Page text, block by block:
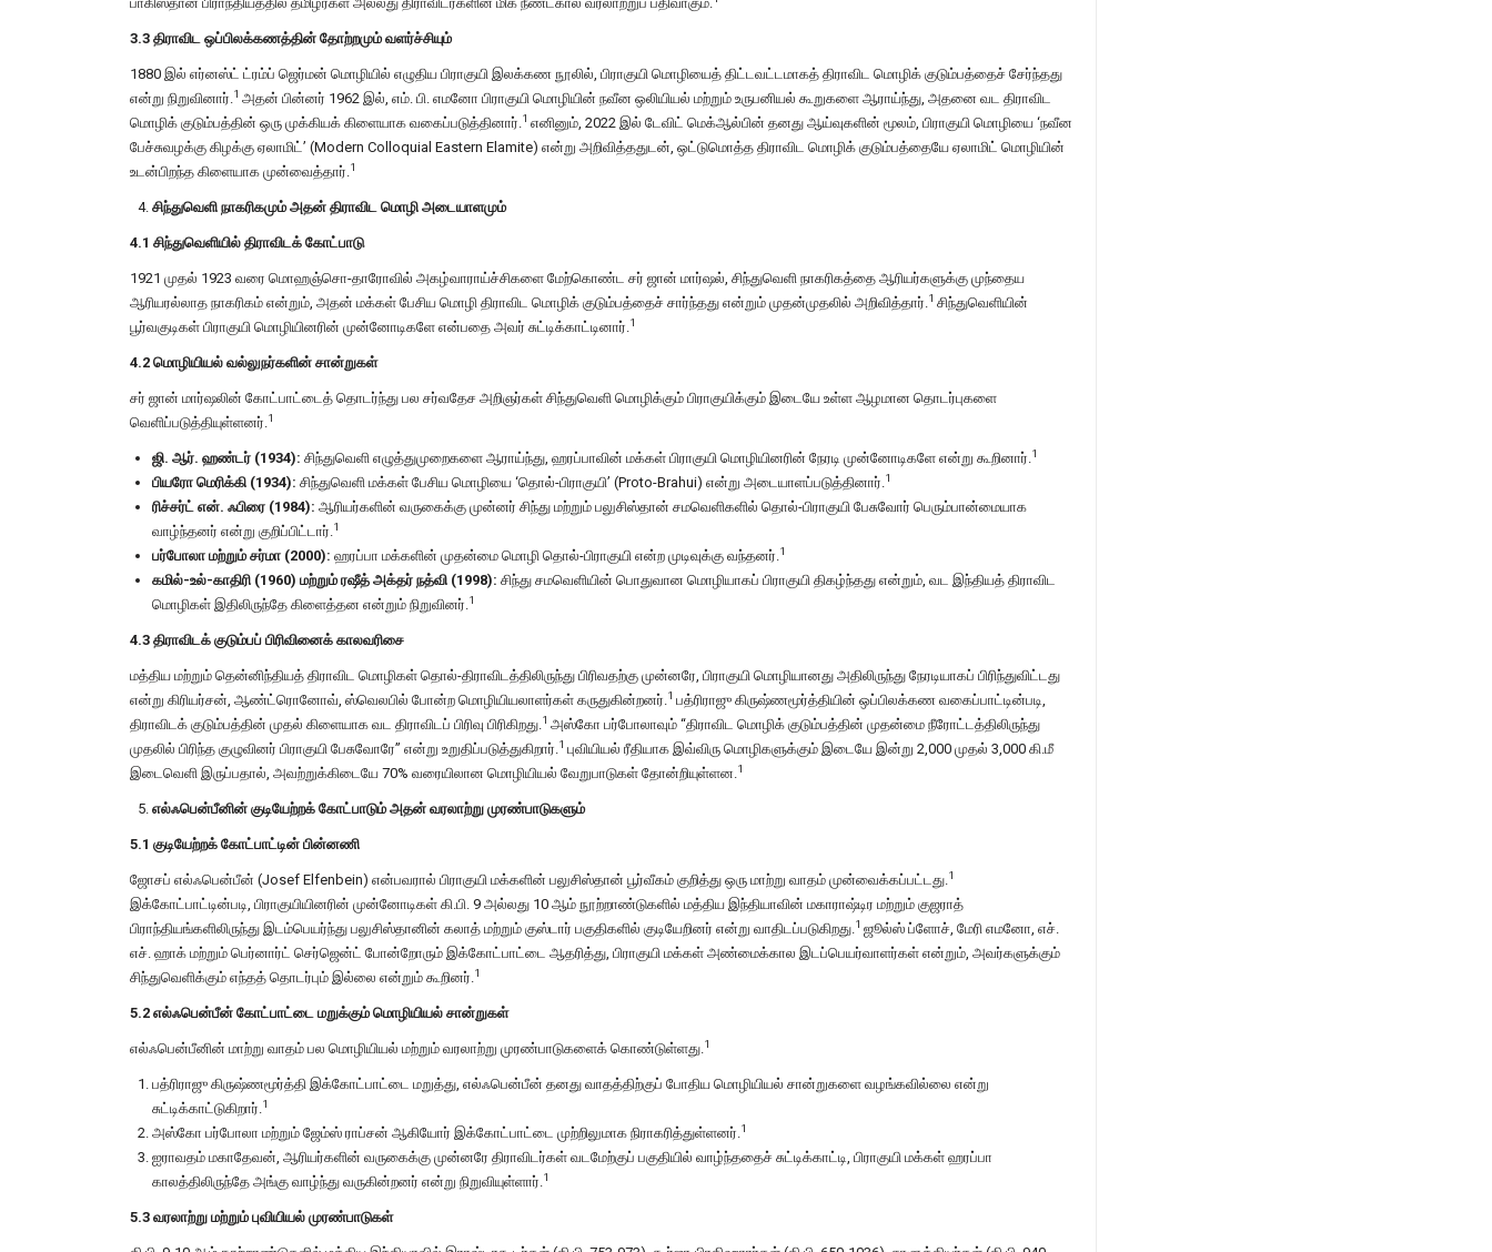
3.3 திராவிட ஒப்பிலக்கணத்தின் தோற்றமும் வளர்ச்சியும்
1880 இல் எர்னஸ்ட் ட்ரம்ப் ஜெர்மன் மொழியில் எழுதிய பிராகுயி இலக்கண நூலில், பிராகுயி மொழியைத் திட்டவட்டமாகத் திராவிட மொழிக் குடும்பத்தைச் சேர்ந்தது
என்று நிறுவினார்.1 அதன் பின்னர் 1962 இல், எம். பி. எமனோ பிராகுயி மொழியின் நவீன ஒலியியல் மற்றும் உருபனியல் கூறுகளை ஆராய்ந்து, அதனை வட திராவிட
மொழிக் குடும்பத்தின் ஒரு முக்கியக் கிளையாக வகைப்படுத்தினார்.1 எனினும், 2022 இல் டேவிட் மெக்ஆல்பின் தனது ஆய்வுகளின் மூலம், பிராகுயி மொழியை ‘நவீன
பேச்சுவழக்கு கிழக்கு ஏலாமிட்’ (Modern Colloquial Eastern Elamite) என்று அறிவித்ததுடன், ஒட்டுமொத்த திராவிட மொழிக் குடும்பத்தையே ஏலாமிட் மொழியின்
உடன்பிறந்த கிளையாக முன்வைத்தார்.1
சிந்துவெளி நாகரிகமும் அதன் திராவிட மொழி அடையாளமும்
4.1 சிந்துவெளியில் திராவிடக் கோட்பாடு
1921 முதல் 1923 வரை மொஹஞ்சொ-தாரோவில் அகழ்வாராய்ச்சிகளை மேற்கொண்ட சர் ஜான் மார்ஷல், சிந்துவெளி நாகரிகத்தை ஆரியர்களுக்கு முந்தைய
ஆரியரல்லாத நாகரிகம் என்றும், அதன் மக்கள் பேசிய மொழி திராவிட மொழிக் குடும்பத்தைச் சார்ந்தது என்றும் முதன்முதலில் அறிவித்தார்.1 சிந்துவெளியின்
பூர்வகுடிகள் பிராகுயி மொழியினரின் முன்னோடிகளே என்பதை அவர் சுட்டிக்காட்டினார்.1
4.2 மொழியியல் வல்லுநர்களின் சான்றுகள்
சர் ஜான் மார்ஷலின் கோட்பாட்டைத் தொடர்ந்து பல சர்வதேச அறிஞர்கள் சிந்துவெளி மொழிக்கும் பிராகுயிக்கும் இடையே உள்ள ஆழமான தொடர்புகளை
வெளிப்படுத்தியுள்ளனர்.1
ஜி. ஆர். ஹண்டர் (1934): சிந்துவெளி எழுத்துமுறைகளை ஆராய்ந்து, ஹரப்பாவின் மக்கள் பிராகுயி மொழியினரின் நேரடி முன்னோடிகளே என்று கூறினார்.1
பியரோ மெரிக்கி (1934): சிந்துவெளி மக்கள் பேசிய மொழியை ‘தொல்-பிராகுயி’ (Proto-Brahui) என்று அடையாளப்படுத்தினார்.1
ரிச்சர்ட் என். ஃபிரை (1984): ஆரியர்களின் வருகைக்கு முன்னர் சிந்து மற்றும் பலுசிஸ்தான் சமவெளிகளில் தொல்-பிராகுயி பேசுவோர் பெரும்பான்மையாக
வாழ்ந்தனர் என்று குறிப்பிட்டார்.1
பர்போலா மற்றும் சர்மா (2000): ஹரப்பா மக்களின் முதன்மை மொழி தொல்-பிராகுயி என்ற முடிவுக்கு வந்தனர்.1
கமில்-உல்-காதிரி (1960) மற்றும் ரஷீத் அக்தர் நத்வி (1998): சிந்து சமவெளியின் பொதுவான மொழியாகப் பிராகுயி திகழ்ந்தது என்றும், வட இந்தியத் திராவிட
மொழிகள் இதிலிருந்தே கிளைத்தன என்றும் நிறுவினர்.1
4.3 திராவிடக் குடும்பப் பிரிவினைக் காலவரிசை
மத்திய மற்றும் தென்னிந்தியத் திராவிட மொழிகள் தொல்-திராவிடத்திலிருந்து பிரிவதற்கு முன்னரே, பிராகுயி மொழியானது அதிலிருந்து நேரடியாகப் பிரிந்துவிட்டது
என்று கிரியர்சன், ஆண்ட்ரொனோவ், ஸ்வெலபில் போன்ற மொழியியலாளர்கள் கருதுகின்றனர்.1 பத்ரிராஜு கிருஷ்ணமூர்த்தியின் ஒப்பிலக்கண வகைப்பாட்டின்படி,
திராவிடக் குடும்பத்தின் முதல் கிளையாக வட திராவிடப் பிரிவு பிரிகிறது.1 அஸ்கோ பர்போலாவும் “திராவிட மொழிக் குடும்பத்தின் முதன்மை நீரோட்டத்திலிருந்து
முதலில் பிரிந்த குழுவினர் பிராகுயி பேசுவோரே” என்று உறுதிப்படுத்துகிறார்.1 புவியியல் ரீதியாக இவ்விரு மொழிகளுக்கும் இடையே இன்று 2,000 முதல் 3,000 கி.மீ
இடைவெளி இருப்பதால், அவற்றுக்கிடையே 70% வரையிலான மொழியியல் வேறுபாடுகள் தோன்றியுள்ளன.1
எல்ஃபென்பீனின் குடியேற்றக் கோட்பாடும் அதன் வரலாற்று முரண்பாடுகளும்
5.1 குடியேற்றக் கோட்பாட்டின் பின்னணி
ஜோசப் எல்ஃபென்பீன் (Josef Elfenbein) என்பவரால் பிராகுயி மக்களின் பலுசிஸ்தான் பூர்வீகம் குறித்து ஒரு மாற்று வாதம் முன்வைக்கப்பட்டது.1
இக்கோட்பாட்டின்படி, பிராகுயியினரின் முன்னோடிகள் கி.பி. 9 அல்லது 10 ஆம் நூற்றாண்டுகளில் மத்திய இந்தியாவின் மகாராஷ்டிர மற்றும் குஜராத்
பிராந்தியங்களிலிருந்து இடம்பெயர்ந்து பலுசிஸ்தானின் கலாத் மற்றும் குஸ்டார் பகுதிகளில் குடியேறினர் என்று வாதிடப்படுகிறது.1 ஜூல்ஸ் ப்ளோச், மேரி எமனோ, எச்.
எச். ஹாக் மற்றும் பெர்னார்ட் செர்ஜென்ட் போன்றோரும் இக்கோட்பாட்டை ஆதரித்து, பிராகுயி மக்கள் அண்மைக்கால இடப்பெயர்வாளர்கள் என்றும், அவர்களுக்கும்
சிந்துவெளிக்கும் எந்தத் தொடர்பும் இல்லை என்றும் கூறினர்.1
5.2 எல்ஃபென்பீன் கோட்பாட்டை மறுக்கும் மொழியியல் சான்றுகள்
எல்ஃபென்பீனின் மாற்று வாதம் பல மொழியியல் மற்றும் வரலாற்று முரண்பாடுகளைக் கொண்டுள்ளது.1
பத்ரிராஜு கிருஷ்ணமூர்த்தி இக்கோட்பாட்டை மறுத்து, எல்ஃபென்பீன் தனது வாதத்திற்குப் போதிய மொழியியல் சான்றுகளை வழங்கவில்லை என்று
சுட்டிக்காட்டுகிறார்.1
அஸ்கோ பர்போலா மற்றும் ஜேம்ஸ் ராப்சன் ஆகியோர் இக்கோட்பாட்டை முற்றிலுமாக நிராகரித்துள்ளனர்.1
ஐராவதம் மகாதேவன், ஆரியர்களின் வருகைக்கு முன்னரே திராவிடர்கள் வடமேற்குப் பகுதியில் வாழ்ந்ததைச் சுட்டிக்காட்டி, பிராகுயி மக்கள் ஹரப்பா
காலத்திலிருந்தே அங்கு வாழ்ந்து வருகின்றனர் என்று நிறுவியுள்ளார்.1
5.3 வரலாற்று மற்றும் புவியியல் முரண்பாடுகள்